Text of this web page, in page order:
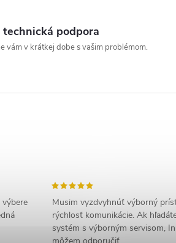
technická podpora
vám v krátkej dobe s vašim problémom.
Musim vyzdvyhnúť výborný
rýchlosť komunikácie. Ak
systém s výborným servisom,